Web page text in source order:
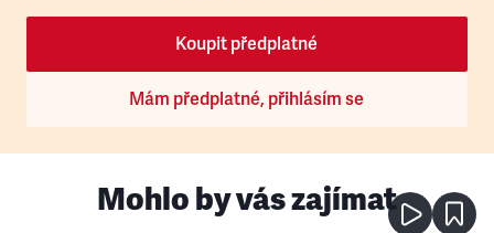
Koupit předplatné
Mám předplatné, přihlásím se
Mohlo by vás zajímat